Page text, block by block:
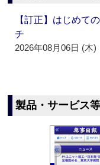
【訂正】はじめて
チ
2026年08月06日 (木)
製品・サービス等